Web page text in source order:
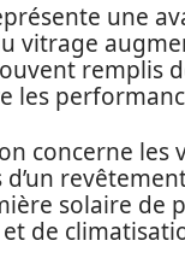
une
vitrage
remplis
les
concerne les
solaire de
de